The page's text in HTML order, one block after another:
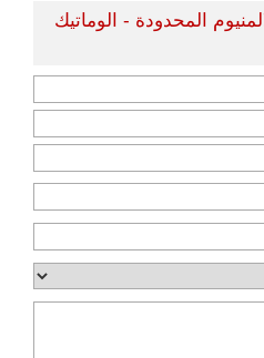
المحدودة - الوماتيك